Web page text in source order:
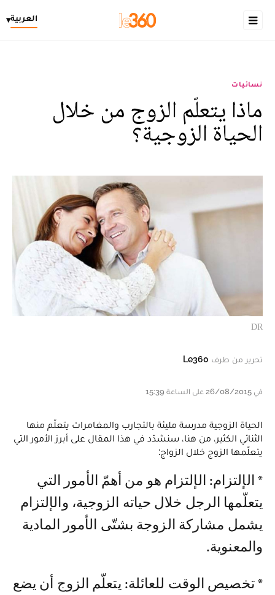
العربية▾
نسائيات
ماذا يتعلّم الزوج من خلال
الحياة الزوجية؟
DR
تحرير من طرف Le360
في 26/08/2015 على الساعة 15:39
الحياة الزوجية مدرسة مليئة بالتجارب والمغامرات يتعلّم منها
الثنائي الكثير، من هنا، سنشدّد في هذا المقال على أبرز الأمور التي
يتعلّمها الزوج خلال الزواج:
* الإلتزام: الإلتزام هو من أهمّ الأمور التي
يتعلّمها الرجل خلال حياته الزوجية، والإلتزام
يشمل مشاركة الزوجة بشتّى الأمور المادية
والمعنوية.
* تخصيص الوقت للعائلة: يتعلّم الزوج أن يضع